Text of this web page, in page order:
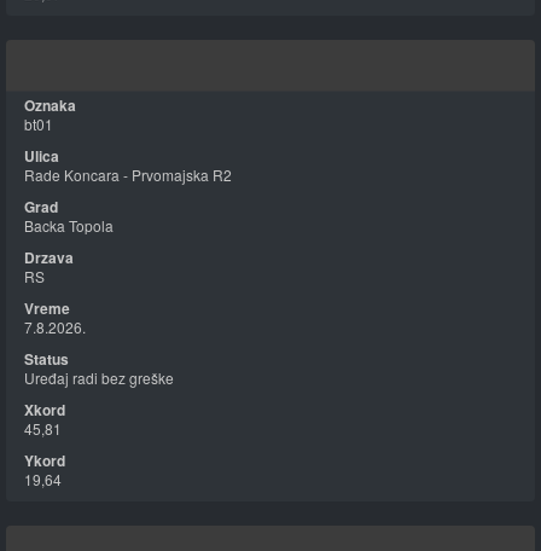
bt01
Rade Koncara - Prvomajska R2
Backa Topola
RS
7.8.2026.
Uređaj radi bez greške
45,81
19,64